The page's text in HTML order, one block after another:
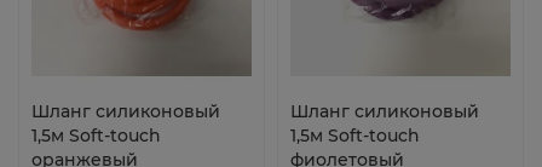
Шланг силиконовый
1,5м Soft-touch
оранжевый
Шланг силиконовый
1,5м Soft-touch
фиолетовый